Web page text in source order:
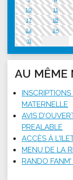
10
11
17
18
24
25
31
AU MÊME
MATERNELLE
AVIS
PREALABLE
ACCÈS À
MENU DE LA
RANDO